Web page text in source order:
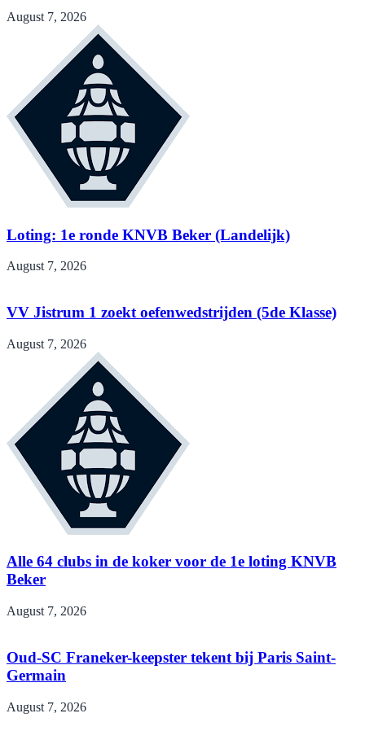
August 7, 2026
Loting: 1e ronde KNVB Beker (Landelijk)
August 7, 2026
VV Jistrum 1 zoekt oefenwedstrijden (5de Klasse)
August 7, 2026
Alle 64 clubs in de koker voor de 1e loting KNVB
Beker
August 7, 2026
Oud-SC Franeker-keepster tekent bij Paris Saint-
Germain
August 7, 2026